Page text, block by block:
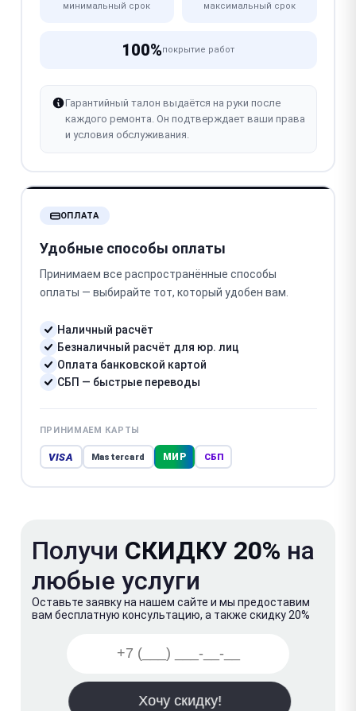
минимальный срок максимальный срок
100%покрытие работ
Гарантийный талон выдаётся на руки после
каждого ремонта. Он подтверждает ваши права
и условия обслуживания.
ОПЛАТА
Удобные способы оплаты
Принимаем все распространённые способы
оплаты — выбирайте тот, который удобен вам.
Наличный расчёт
Безналичный расчёт для юр. лиц
Оплата банковской картой
СБП — быстрые переводы
ПРИНИМАЕМ КАРТЫ
VISA Mastercard МИР СБП
Получи СКИДКУ 20% на
любые услуги
Оставьте заявку на нашем сайте и мы предоставим
вам бесплатную консультацию, а также скидку 20%